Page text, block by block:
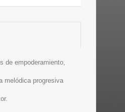
de empoderamiento,
melódica progresiva